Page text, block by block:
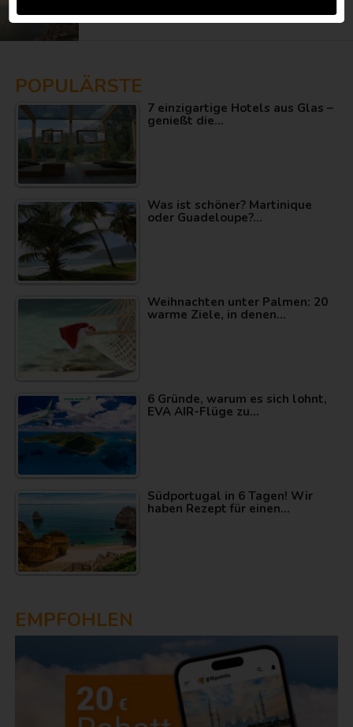
ausgewählt. Anti-COVID-Maßnahmen wurden
bewertet
POPULÄRSTE
7 einzigartige Hotels aus Glas –
genießt die…
Was ist schöner? Martinique
oder Guadeloupe?…
Weihnachten unter Palmen: 20
warme Ziele, in denen…
6 Gründe, warum es sich lohnt,
EVA AIR-Flüge zu…
Südportugal in 6 Tagen! Wir
haben Rezept für einen…
EMPFOHLEN